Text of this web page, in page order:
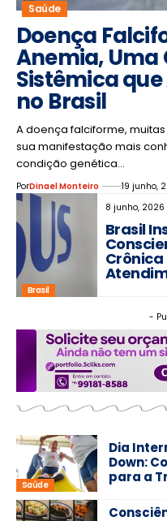
Saúde
Doença
Anemia, Uma
Sistêmica
no Brasil
A doença falciforme,
sua manifestação mais
condição genética…
PorDinael Monteiro
19 junho,
8 junho, 2026
Brasil
Crônica
Brasil
-
Saúde
Dia
Down:
para a